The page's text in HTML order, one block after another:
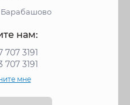
Барабашово
нам:
707 3191
707 3191
мне